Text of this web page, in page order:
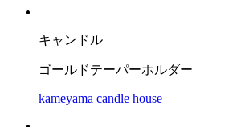
キャンドル
ゴールドテーパーホルダー
kameyama candle house